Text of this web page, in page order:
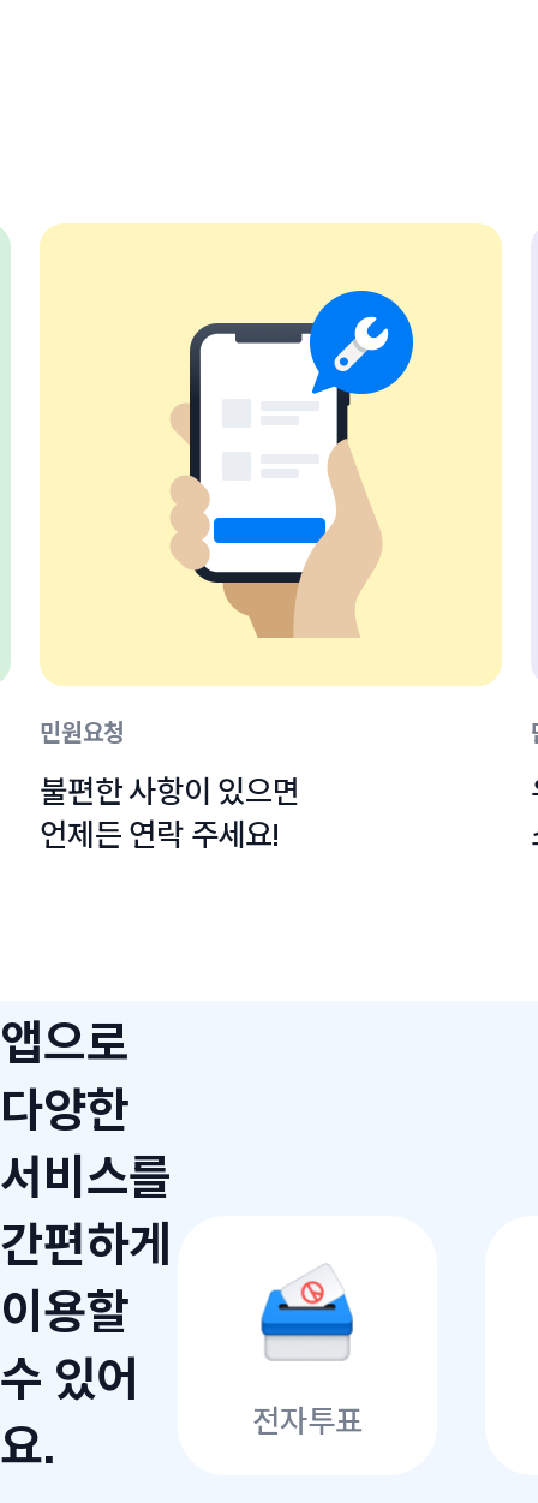
민원요청
불편한 사항이 있으면
언제든 연락 주세요!
앱으로
다양한
서비스를
간편하게
이용할
수 있어
요.
전자투표